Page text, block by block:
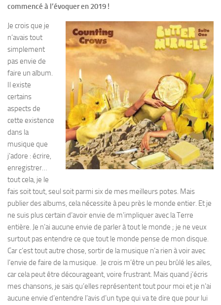
commencé à l’évoquer en 2019 !
Je crois que je
n’avais tout
simplement
pas envie de
faire un album.
Il existe
certains
aspects de
cette existence
dans la
musique que
j’adore : écrire,
enregistrer…
tout cela, je le
fais soit tout, seul soit parmi six de mes meilleurs potes. Mais
publier des albums, cela nécessite à peu près le monde entier. Et je
ne suis plus certain d’avoir envie de m’impliquer avec la Terre
entière. Je n’ai aucune envie de parler à tout le monde ; je ne veux
surtout pas entendre ce que tout le monde pense de mon disque.
Car c’est tout autre chose, sortir de la musique n’a rien à voir avec
l’envie de faire de la musique. Je crois m’être un peu brûlé les ailes,
car cela peut être décourageant, voire frustrant. Mais quand j’écris
mes chansons, je sais qu’elles représentent tout pour moi et je n’ai
aucune envie d’entendre l’avis d’un type qui va te dire que pour lui